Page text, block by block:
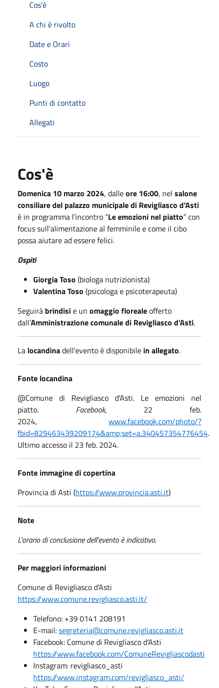
Cos'è
A chi è rivolto
Date e Orari
Costo
Luogo
Punti di contatto
Allegati
Cos'è
Domenica 10 marzo 2024, dalleore 16:00, nel salone
consiliare del palazzo municipale di Revigliasco d’Asti
è in programma l’incontro “Le emozioni nel piatto” con
focus sull’alimentazione al femminile e come il cibo
possa aiutare ad essere felici.
Ospiti
Giorgia Toso (biologa nutrizionista)
Valentina Toso (psicologa e psicoterapeuta)
Seguirà brindisie un omaggio florealeofferto
dall’Amministrazione comunale di Revigliasco d’Asti.
La locandinadell'evento è disponibile in allegato.
Fonte locandina
@Comune di Revigliasco d'Asti. Le emozioni nel
piatto. Facebook, 22 feb.
2024, www.facebook.com/photo/?
fbid=829463439209174&amp;set=a.340457354776454.
Ultimo accesso il 23 feb. 2024.
Fonte immagine di copertina
Provincia di Asti (https://www.provincia.asti.it)
Note
L'orario di conclusione dell'evento è indicativo.
Per maggiori informazioni
Comune di Revigliasco d'Asti
https://www.comune.revigliasco.asti.it/
Telefono: +39 0141 208191
E-mail:segreteria@comune.revigliasco.asti.it
Facebook: Comune di Revigliasco d'Asti
https://www.facebook.com/ComuneRevigliascodasti
Instagram: revigliasco_asti
https://www.instagram.com/revigliasco_asti/